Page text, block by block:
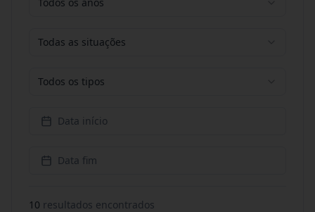
Todas as situações
Todos os tipos
Data início
Data fim
10 resultados encontrados